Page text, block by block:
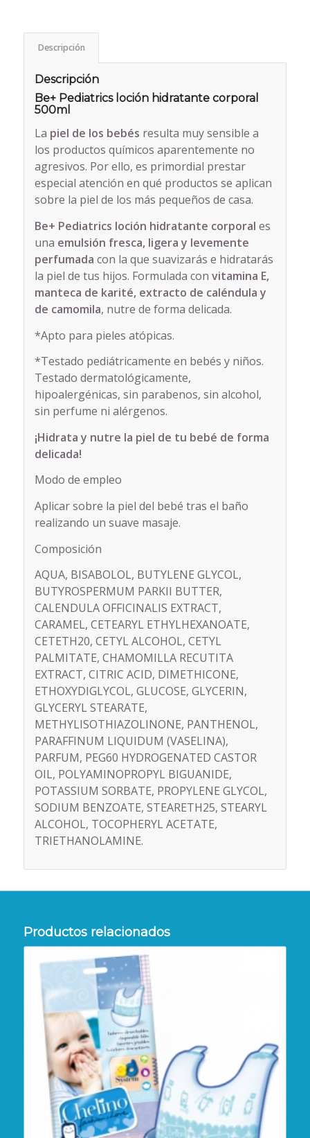
Descripción
Descripción
Be+ Pediatrics loción hidratante corporal
500ml
La piel de los bebés resulta muy sensible a
los productos químicos aparentemente no
agresivos. Por ello, es primordial prestar
especial atención en qué productos se aplican
sobre la piel de los más pequeños de casa.
Be+ Pediatrics loción hidratante corporal es
una emulsión fresca, ligera y levemente
perfumada con la que suavizarás e hidratarás
la piel de tus hijos. Formulada con vitamina E,
manteca de karité, extracto de caléndula y
de camomila, nutre de forma delicada.
*Apto para pieles atópicas.
*Testado pediátricamente en bebés y niños.
Testado dermatológicamente,
hipoalergénicas, sin parabenos, sin alcohol,
sin perfume ni alérgenos.
¡Hidrata y nutre la piel de tu bebé de forma
delicada!
Modo de empleo
Aplicar sobre la piel del bebé tras el baño
realizando un suave masaje.
Composición
AQUA, BISABOLOL, BUTYLENE GLYCOL,
BUTYROSPERMUM PARKII BUTTER,
CALENDULA OFFICINALIS EXTRACT,
CARAMEL, CETEARYL ETHYLHEXANOATE,
CETETH­20, CETYL ALCOHOL, CETYL
PALMITATE, CHAMOMILLA RECUTITA
EXTRACT, CITRIC ACID, DIMETHICONE,
ETHOXYDIGLYCOL, GLUCOSE, GLYCERIN,
GLYCERYL STEARATE,
METHYLISOTHIAZOLINONE, PANTHENOL,
PARAFFINUM LIQUIDUM (VASELINA),
PARFUM, PEG­60 HYDROGENATED CASTOR
OIL, POLYAMINOPROPYL BIGUANIDE,
POTASSIUM SORBATE, PROPYLENE GLYCOL,
SODIUM BENZOATE, STEARETH­25, STEARYL
ALCOHOL, TOCOPHERYL ACETATE,
TRIETHANOLAMINE.
Productos relacionados